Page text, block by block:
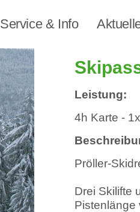
Service & Info
Leistung:
4h Karte -
Pröller-
Drei Skilifte
Pistenlänge